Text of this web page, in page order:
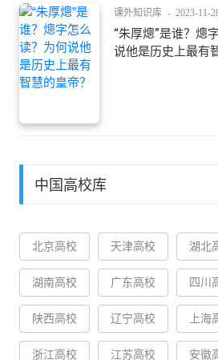
课外知识库 - 2023-11-
“朱厚熜”是谁？熜
说他是历史上最有
中国高校库
北京高校 天津高校 湖北
湖南高校 广东高校 四川
陕西高校 辽宁高校 上海
浙江高校 江苏高校 安徽